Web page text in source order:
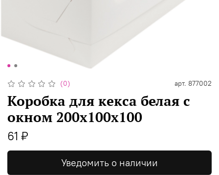
(0) арт. 877002
Коробка для кекса белая с
окном 200х100х100
61 ₽
Уведомить о наличии